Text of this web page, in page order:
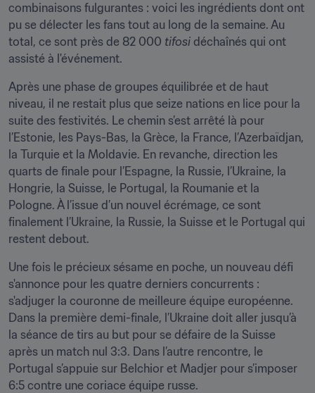
combinaisons fulgurantes : voici les ingrédients dont ont
pu se délecter les fans tout au long de la semaine. Au
total, ce sont près de 82 000 tifosi déchaînés qui ont
assisté à l'événement.
Après une phase de groupes équilibrée et de haut
niveau, il ne restait plus que seize nations en lice pour la
suite des festivités. Le chemin s’est arrêté là pour
l’Estonie, les Pays-Bas, la Grèce, la France, l’Azerbaïdjan,
la Turquie et la Moldavie. En revanche, direction les
quarts de finale pour l’Espagne, la Russie, l’Ukraine, la
Hongrie, la Suisse, le Portugal, la Roumanie et la
Pologne. À l’issue d’un nouvel écrémage, ce sont
finalement l’Ukraine, la Russie, la Suisse et le Portugal qui
restent debout.
Une fois le précieux sésame en poche, un nouveau défi
s'annonce pour les quatre derniers concurrents :
s'adjuger la couronne de meilleure équipe européenne.
Dans la première demi-finale, l’Ukraine doit aller jusqu’à
la séance de tirs au but pour se défaire de la Suisse
après un match nul 3:3. Dans l’autre rencontre, le
Portugal s’appuie sur Belchior et Madjer pour s’imposer
6:5 contre une coriace équipe russe.